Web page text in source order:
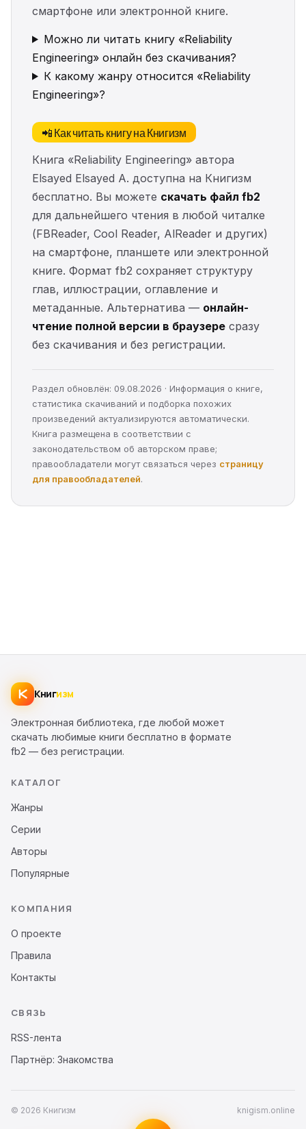
смартфоне или электронной книге.
Можно ли читать книгу «Reliability
Engineering» онлайн без скачивания?
К какому жанру относится «Reliability
Engineering»?
📲 Как читать книгу на Книгизм
Книга «Reliability Engineering» автора
Elsayed Elsayed A. доступна на Книгизм
бесплатно. Вы можете скачать файл fb2
для дальнейшего чтения в любой читалке
(FBReader, Cool Reader, AlReader и других)
на смартфоне, планшете или электронной
книге. Формат fb2 сохраняет структуру
глав, иллюстрации, оглавление и
метаданные. Альтернатива — онлайн-
чтение полной версии в браузере сразу
без скачивания и без регистрации.
Раздел обновлён: 09.08.2026 · Информация о книге,
статистика скачиваний и подборка похожих
произведений актуализируются автоматически.
Книга размещена в соответствии с
законодательством об авторском праве;
правообладатели могут связаться через страницу
для правообладателей.
Книгизм
Электронная библиотека, где любой может
скачать любимые книги бесплатно в формате
fb2 — без регистрации.
КАТАЛОГ
Жанры
Серии
Авторы
Популярные
КОМПАНИЯ
О проекте
Правила
Контакты
СВЯЗЬ
RSS-лента
Партнёр: Знакомства
© 2026 Книгизм knigism.online